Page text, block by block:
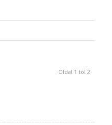
Oldal 1 tól 2